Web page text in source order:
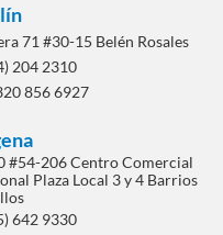
71 #30-15 Belén Rosales
204 2310
856 6927
#54-206 Centro Comercial
Plaza Local 3 y 4 Barrios
642 9330